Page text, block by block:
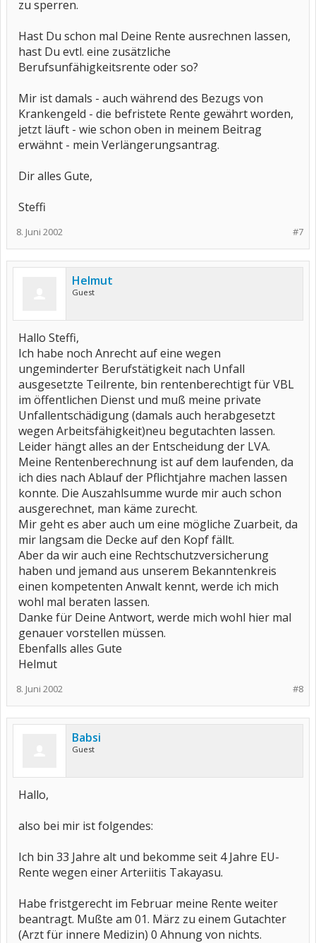
zu sperren.
Hast Du schon mal Deine Rente ausrechnen lassen,
hast Du evtl. eine zusätzliche
Berufsunfähigkeitsrente oder so?
Mir ist damals - auch während des Bezugs von
Krankengeld - die befristete Rente gewährt worden,
jetzt läuft - wie schon oben in meinem Beitrag
erwähnt - mein Verlängerungsantrag.
Dir alles Gute,
Steffi
#7
8. Juni 2002
Helmut
Guest
Hallo Steffi,
Ich habe noch Anrecht auf eine wegen
ungeminderter Berufstätigkeit nach Unfall
ausgesetzte Teilrente, bin rentenberechtigt für VBL
im öffentlichen Dienst und muß meine private
Unfallentschädigung (damals auch herabgesetzt
wegen Arbeitsfähigkeit)neu begutachten lassen.
Leider hängt alles an der Entscheidung der LVA.
Meine Rentenberechnung ist auf dem laufenden, da
ich dies nach Ablauf der Pflichtjahre machen lassen
konnte. Die Auszahlsumme wurde mir auch schon
ausgerechnet, man käme zurecht.
Mir geht es aber auch um eine mögliche Zuarbeit, da
mir langsam die Decke auf den Kopf fällt.
Aber da wir auch eine Rechtschutzversicherung
haben und jemand aus unserem Bekanntenkreis
einen kompetenten Anwalt kennt, werde ich mich
wohl mal beraten lassen.
Danke für Deine Antwort, werde mich wohl hier mal
genauer vorstellen müssen.
Ebenfalls alles Gute
Helmut
#8
8. Juni 2002
Babsi
Guest
Hallo,
also bei mir ist folgendes:
Ich bin 33 Jahre alt und bekomme seit 4 Jahre EU-
Rente wegen einer Arteriitis Takayasu.
Habe fristgerecht im Februar meine Rente weiter
beantragt. Mußte am 01. März zu einem Gutachter
(Arzt für innere Medizin) 0 Ahnung von nichts.